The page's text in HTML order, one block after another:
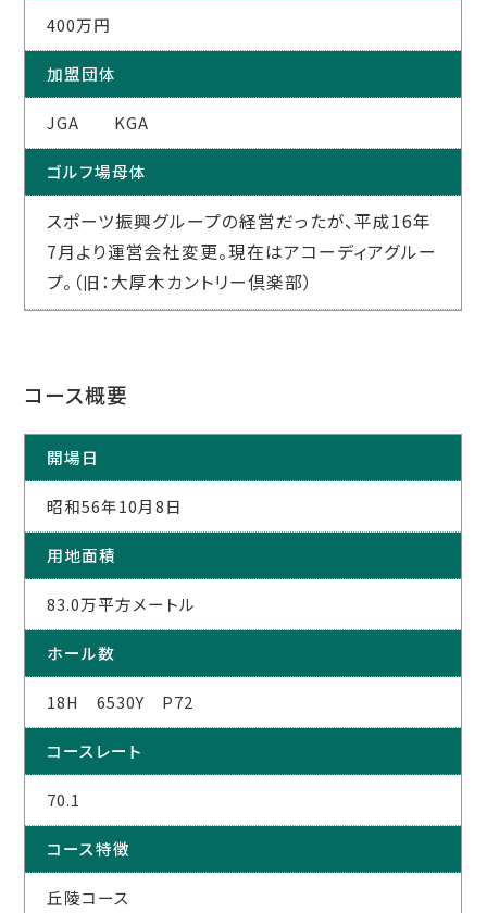
400万円
加盟団体
JGA KGA
ゴルフ場母体
スポーツ振興グループの経営だったが、平成16年
7月より運営会社変更。現在はアコーディアグルー
プ。（旧：大厚木カントリー倶楽部）
コース概要
開場日
昭和56年10月8日
用地面積
83.0万平方メートル
ホール数
18H 6530Y P72
コースレート
70.1
コース特徴
丘陵コース